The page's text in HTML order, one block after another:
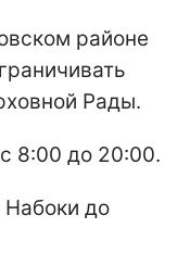
районе
Рады.
8:00 до 20:00.
Набоки до